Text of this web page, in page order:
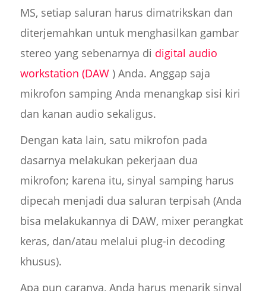
MS, setiap saluran harus dimatrikskan dan
diterjemahkan untuk menghasilkan gambar
stereo yang sebenarnya di digital audio
workstation (DAW) Anda. Anggap saja
mikrofon samping Anda menangkap sisi kiri
dan kanan audio sekaligus.
Dengan kata lain, satu mikrofon pada
dasarnya melakukan pekerjaan dua
mikrofon; karena itu, sinyal samping harus
dipecah menjadi dua saluran terpisah (Anda
bisa melakukannya di DAW, mixer perangkat
keras, dan/atau melalui plug-in decoding
khusus).
Apa pun caranya, Anda harus menarik sinyal